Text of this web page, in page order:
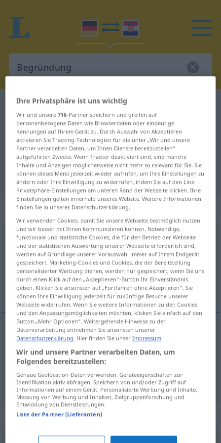
Deutsch-Kroatisch Wörterbuch
Deutsch-Kroatisch Übersetzung für
"Begründung"
"Begründung" Kroatisch
Übersetzung
„Begründung“: Femininum
Begründungf <Begründung; -en>
Übersicht aller Übersetzungen
(Für mehr Details die Übersetzung anklicken/antippen)
zasnivanje, obrazloženje
zasnivanje BegründungTheorie,
Arbeitsverhältnis
obrazloženje BegründungErläuterung
Synonyme für "Begründung"
Ihre Privatsphäre ist uns wichtig
Wir und unsere716-Partner speichern und greifen auf
personenbezogene Daten wie Browserdaten oder eindeutige
Kennungen auf Ihrem Gerät zu. Durch Auswahl von Akzeptieren
aktivieren Sie Tracking-Technologien für die unter „Wir und unsere
Partner verarbeiten Daten, um Ihnen Dienste bereitzustellen“
aufgeführten Zwecke. Wenn Tracker deaktiviert sind, sind manche
Inhalte und Anzeigen möglicherweise nicht mehr so relevant für Sie. Sie
können dieses Menü jederzeit wieder aufrufen, um Ihre Einstellungen zu
ändern oder Ihre Einwilligung zu widerrufen, indem Sie auf den Link
Privatsphäre-Einstellungen am unteren Rand der Webseite klicken. Ihre
Einstellungen gelten innerhalb unseres Website. Weitere Informationen
finden Sie in unserer Datenschutzerklärung.
Wir verwenden Cookies, damit Sie unsere Webseite bestmöglich nutzen
und wir besser mit Ihnen kommunizieren können. Notwendige,
funktionale und statistische Cookies, die für den Betrieb der Webseite
und der statistischen Auswertung unserer Webseite erforderlich sind,
werden auf Grundlage unserer Vorauswahl immer auf Ihrem Endgerät
gespeichert. Marketing-Cookies und Cookies, die der Bereitstellung
personalisierter Werbung dienen, werden nur gespeichert, wenn Sie uns
durch einen Klick auf den „Akzeptieren“-Button Ihr Einverständnis
geben. Klicken Sie ansonsten auf „Fortfahren ohne Akzeptieren“. Sie
können Ihre Einwilligung jederzeit für zukünftige Besuche unserer
Webseite widerrufen. Wenn Sie weitere Informationen zu den Cookies
und den Anpassungsmöglichkeiten möchten, klicken Sie einfach auf den
Button „Mehr Optionen“. Weitergehende Hinweise zu der
Datenverarbeitung entnehmen Sie ansonsten unserer
Datenschutzerklärung. Hier finden Sie unserImpressum.
Wir und unsere Partner verarbeiten Daten, um
Folgendes bereitzustellen:
Genaue Geolocation-Daten verwenden. Geräteeigenschaften zur
Identifikation aktiv abfragen. Speichern von und/oder Zugriff auf
Informationen auf einem Gerät. Personalisierte Werbung und Inhalte,
Messung von Werbung und Inhalten, Zielgruppenforschung und
Entwicklung von Dienstleistungen.
Liste der Partner (Lieferanten)